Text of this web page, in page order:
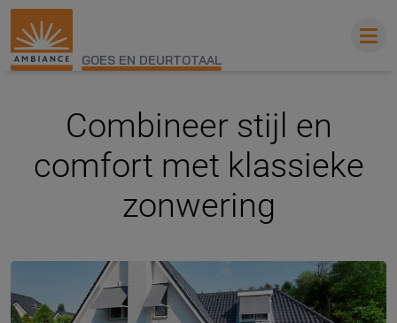
GOES EN DEURTOTAAL
Combineer stijl en
comfort met klassieke
zonwering